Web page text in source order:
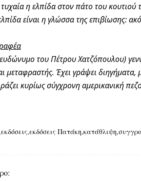
τυχαία η ελπίδα στον πάτο του
είναι η γλώσσα της επιβίωσης:
του Πέτρου Χατζόπουλου)
μεταφραστής. Έχει γράψει διηγήματα,
κυρίως σύγχρονη αμερικανική
εκδόσεις εκδόσεις Πατάκη κατάθλιψη